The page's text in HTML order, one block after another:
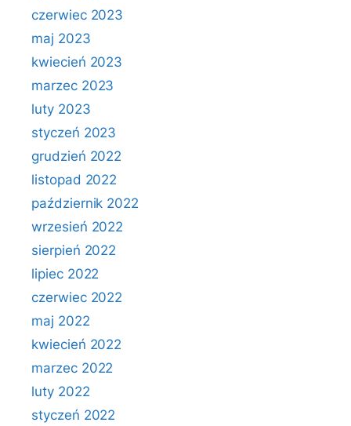
czerwiec 2023
maj 2023
kwiecień 2023
marzec 2023
luty 2023
styczeń 2023
grudzień 2022
listopad 2022
październik 2022
wrzesień 2022
sierpień 2022
lipiec 2022
czerwiec 2022
maj 2022
kwiecień 2022
marzec 2022
luty 2022
styczeń 2022